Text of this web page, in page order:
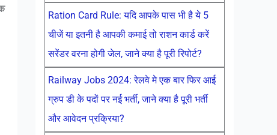
Ration Card Rule: यदि आपके पास भी है ये 5
चीजें या इतनी है आपकी कमाई तो राशन कार्ड करें
सरेंडर वरना होगी जेल, जाने क्या है पूरी रिपोर्ट?
Railway Jobs 2024: रेलवे मे एक बार फिर आई
ग्रुप डी के पदों पर नई भर्ती, जाने क्या है पूरी भर्ती
और आवेदन प्रक्रिया?